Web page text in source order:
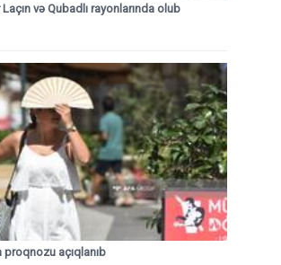
və Qubadlı rayonlarında olub
proqnozu açıqlanıb